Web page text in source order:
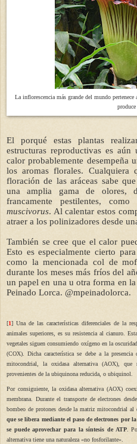
La inflorescencia más grande del mundo pertenece
produce
El porqué estas plantas
estructuras reproductivas es
calor probablemente desempeña
los aromas florales.
floración de las aráceas sabe
una amplia gama de olores,
francamente pestilentes,
muscivorus. Al calentar estos
atraer a los polinizadores desde
También se cree que el calor
Esto es especialmente cierto
como la mencionada col de
durante los meses más fríos del
un papel en una u otra forma en
Peinado Lorca. @mpeinadolorca.
[1] Una de las características diferenciales de la
animales superiores, es su resistencia al cianuro.
vegetales siguen consumiendo oxígeno en la
(COX). Dicha característica se debe a la
mitocondrial, la oxidasa alternativa (AOX), que
provenientes de la ubiquinona reducida, o ubiquinol.
Por consiguiente, la oxidasa alternativa (AOX)
membrana. Durante el transporte de electrones
bombeo de protones desde la matriz mitocondrial al
que se libera mediante el paso de electrones por
se puede aprovechar para la síntesis de ATP.
alternativa tiene una naturaleza «no fosforilante».